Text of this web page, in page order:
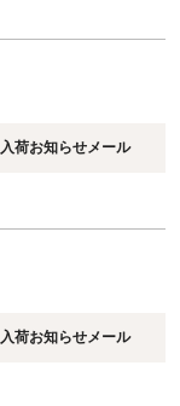
入荷お知らせメール
入荷お知らせメール